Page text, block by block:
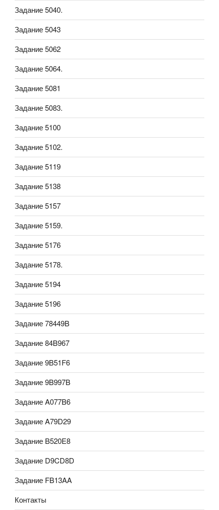
Задание 5040.
Задание 5043
Задание 5062
Задание 5064.
Задание 5081
Задание 5083.
Задание 5100
Задание 5102.
Задание 5119
Задание 5138
Задание 5157
Задание 5159.
Задание 5176
Задание 5178.
Задание 5194
Задание 5196
Задание 78449B
Задание 84B967
Задание 9B51F6
Задание 9B997B
Задание A077B6
Задание A79D29
Задание B520E8
Задание D9CD8D
Задание FB13AA
Контакты